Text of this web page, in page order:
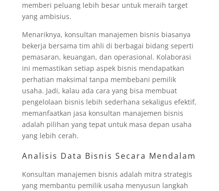
memberi peluang lebih besar untuk meraih target
yang ambisius.
Menariknya, konsultan manajemen bisnis biasanya
bekerja bersama tim ahli di berbagai bidang seperti
pemasaran, keuangan, dan operasional. Kolaborasi
ini memastikan setiap aspek bisnis mendapatkan
perhatian maksimal tanpa membebani pemilik
usaha. Jadi, kalau ada cara yang bisa membuat
pengelolaan bisnis lebih sederhana sekaligus efektif,
memanfaatkan jasa konsultan manajemen bisnis
adalah pilihan yang tepat untuk masa depan usaha
yang lebih cerah.
Analisis Data Bisnis Secara Mendalam
Konsultan manajemen bisnis adalah mitra strategis
yang membantu pemilik usaha menyusun langkah